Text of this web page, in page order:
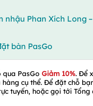
nhậu Phan Xích Long
bàn PasGo
qua PasGo Giảm 10%. Để
cụ thể. Để đặt chỗ
tuyến, hoặc gọi tới Tổng